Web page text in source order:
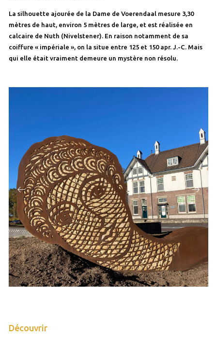
La silhouette ajourée de la Dame de Voerendaal mesure 3,30
mètres de haut, environ 5 mètres de large, et est réalisée en
calcaire de Nuth (Nivelstener). En raison notamment de sa
coiffure « impériale », on la situe entre 125 et 150 apr. J.-C. Mais
qui elle était vraiment demeure un mystère non résolu.
Découvrir